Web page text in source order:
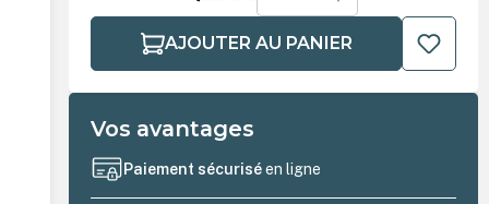
AJOUTER AU PANIER
Vos avantages
Paiement sécuriséen ligne